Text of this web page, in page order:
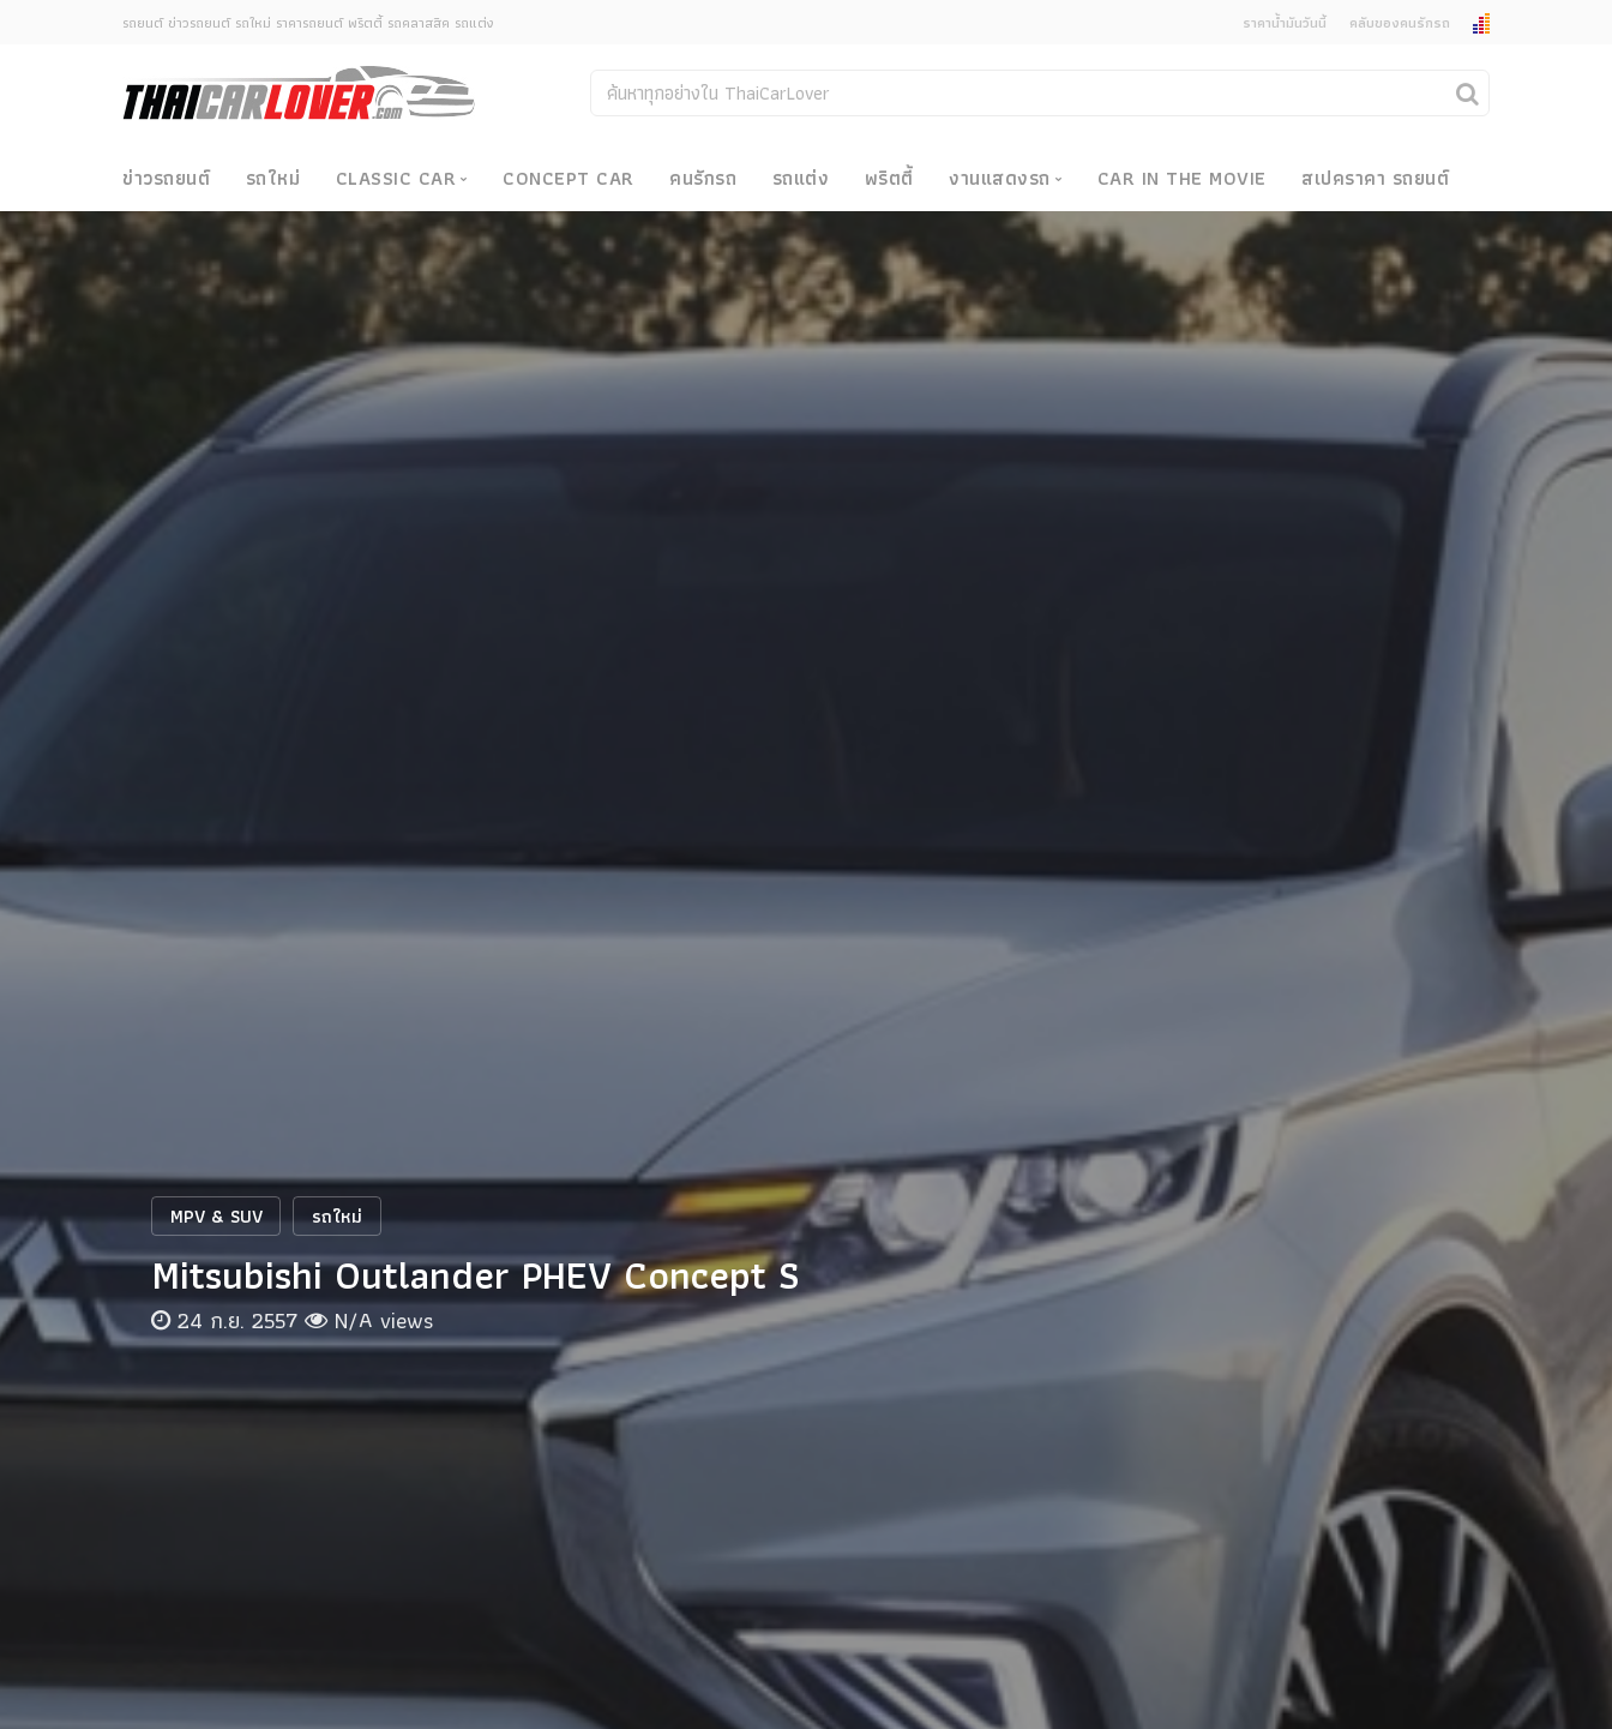
คุณต้องการยกเลิกการแจ้งเตือนข่าวสารเมื่อมีการ
อัพเดตใช่หรือไม่?
ไม่ ใช่
รถยนต์ ข่าวรถยนต์ รถใหม่ ราคารถยนต์ พริตตี้ รถคลาสสิค รถแต่ง ราคาน้ำมันวันนี้ คลับของคนรักรถ
ข่าวรถยนต์ รถใหม่ CLASSIC CAR
Classic Car
ซามูไรวินเทจ-ญี่ปุ่น
CONCEPT CAR คนรักรถ รถแต่ง พริตตี้ งานแสดงรถ
งานแสดงรถ
Bangkok Motor Bike Festival
Big Motor Sale
Motor Expo
CAR IN THE MOVIE สเปคราคา รถยนต์
MPV & SUV รถใหม่
Mitsubishi Outlander PHEV Concept S
24 ก.ย. 2557 N/A views